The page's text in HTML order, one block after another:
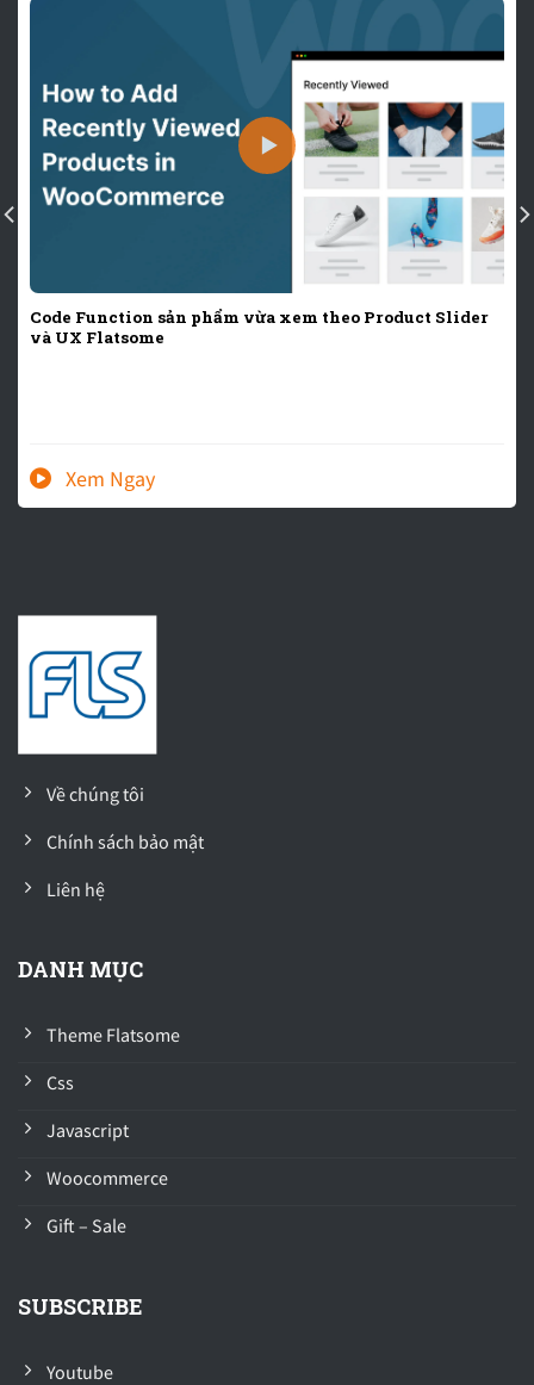
Code Function sản phẩm vừa xem theo Product Slider
và UX Flatsome
Về chúng tôi
Chính sách bảo mật
Liên hệ
DANH MỤC
Theme Flatsome
Css
Javascript
Woocommerce
Gift – Sale
SUBSCRIBE
Youtube